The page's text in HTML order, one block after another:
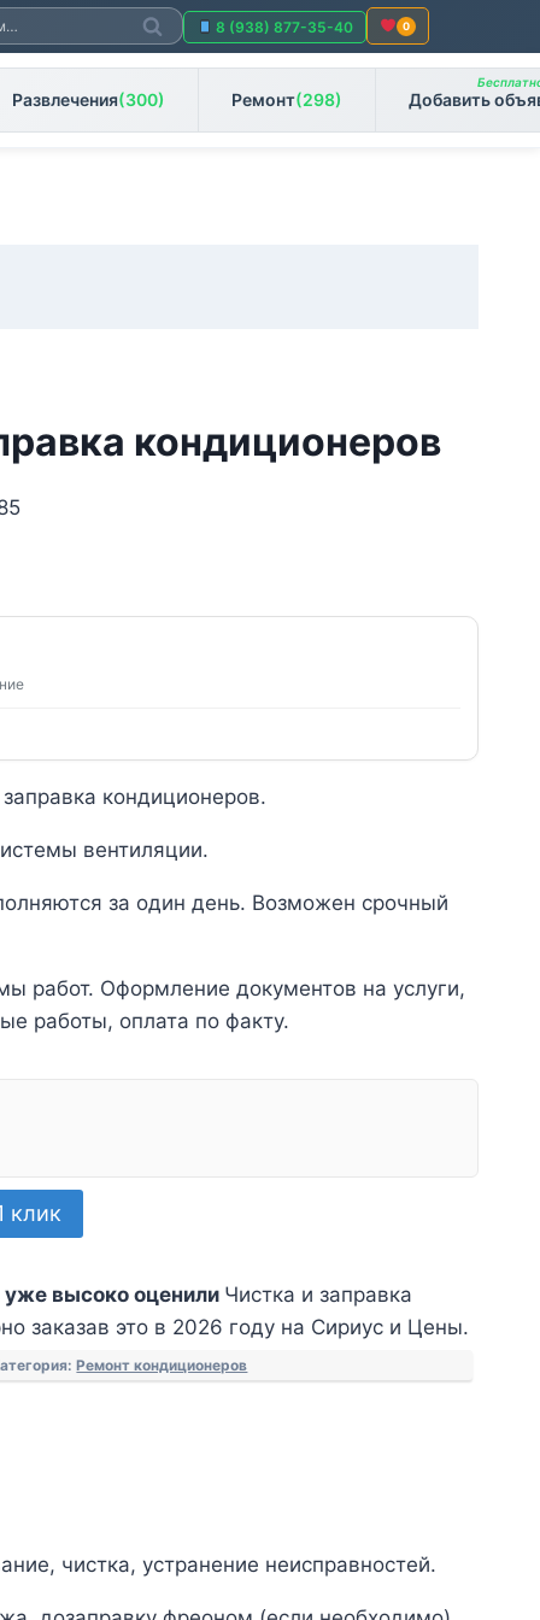
Поиск
8 (938) 877-35-40 0
Развлечения(300) Ремонт(298) Добавить
кондиционеров
кондиционеров.
вентиляции.
за один день. Возможен срочный
работ. Оформление документов на услуги,
работы, оплата по факту.
клик
высоко оценили Чистка и заправка
заказав это в 2026 году на Сириус и Цены.
Ремонт кондиционеров
чистка, устранение неисправностей.